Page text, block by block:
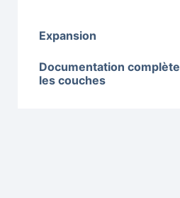
Expansion
Documentation
les couches